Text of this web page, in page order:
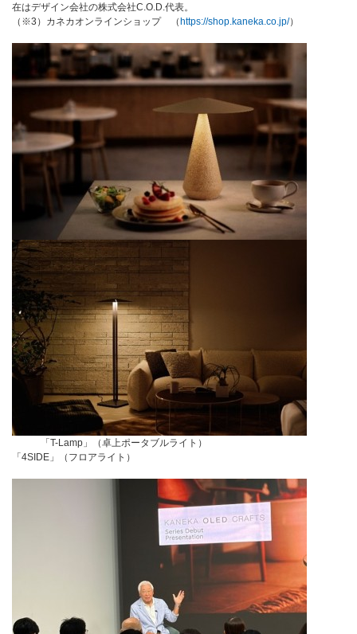
在はデザイン会社の株式会社C.O.D.代表。
（※3）カネカオンラインショップ （ https://shop.kaneka.co.jp/）
「T-Lamp」（卓上ポータブルライト）
「4SIDE」（フロアライト）